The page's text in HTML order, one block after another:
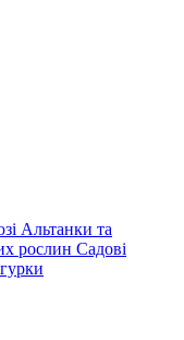
Альтанки та
рослин Садові